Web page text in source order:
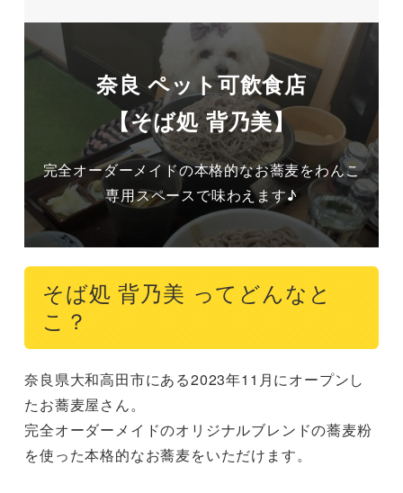
奈良 ペット可飲食店
【そば処 背乃美】
完全オーダーメイドの本格的なお蕎麦をわんこ
専用スペースで味わえます♪
そば処 背乃美 ってどんなと
こ？
奈良県大和高田市にある2023年11月にオープンし
たお蕎麦屋さん。
完全オーダーメイドのオリジナルブレンドの蕎麦粉
を使った本格的なお蕎麦をいただけます。